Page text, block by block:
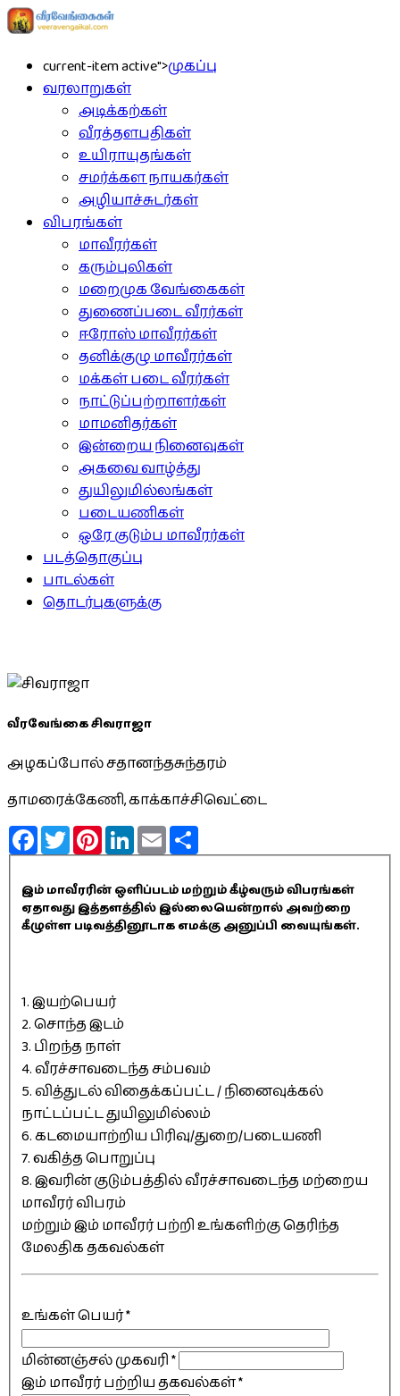
current-item active">முகப்பு
வரலாறுகள்
அடிக்கற்கள்
வீரத்தளபதிகள்
உயிராயுதங்கள்
சமர்க்கள நாயகர்கள்
அழியாச்சுடர்கள்
விபரங்கள்
மாவீரர்கள்
கரும்புலிகள்
மறைமுக வேங்கைகள்
துணைப்படை வீரர்கள்
ஈரோஸ் மாவீரர்கள்
தனிக்குழு மாவீரர்கள்
மக்கள் படை வீரர்கள்
நாட்டுப்பற்றாளர்கள்
மாமனிதர்கள்
இன்றைய நினைவுகள்
அகவை வாழ்த்து
துயிலுமில்லங்கள்
படையணிகள்
ஒரே குடும்ப மாவீரர்கள்
படத்தொகுப்பு
பாடல்கள்
தொடர்புகளுக்கு
வீரவேங்கை சிவராஜா
அழகப்போல் சதானந்தசுந்தரம்
தாமரைக்கேணி, காக்காச்சிவெட்டை
FacebookTwitterPinterestLinkedInEmail
இம் மாவீரரின் ஒளிப்படம் மற்றும் கீழ்வரும் விபரங்கள்
ஏதாவது இத்தளத்தில் இல்லையென்றால் அவற்றை
கீழுள்ள படிவத்தினூடாக எமக்கு அனுப்பி வையுங்கள்.
1. இயற்பெயர்
2. சொந்த இடம்
3. பிறந்த நாள்
4. வீரச்சாவடைந்த சம்பவம்
5. வித்துடல் விதைக்கப்பட்ட / நினைவுக்கல்
நாட்டப்பட்ட துயிலுமில்லம்
6. கடமையாற்றிய பிரிவு/துறை/படையணி
7. வகித்த பொறுப்பு
8. இவரின் குடும்பத்தில் வீரச்சாவடைந்த மற்றைய
மாவீரர் விபரம்
மற்றும் இம் மாவீரர் பற்றி உங்களிற்கு தெரிந்த
மேலதிக தகவல்கள்
உங்கள் பெயர்*
மின்னஞ்சல் முகவரி*
இம் மாவீரர் பற்றிய தகவல்கள்*